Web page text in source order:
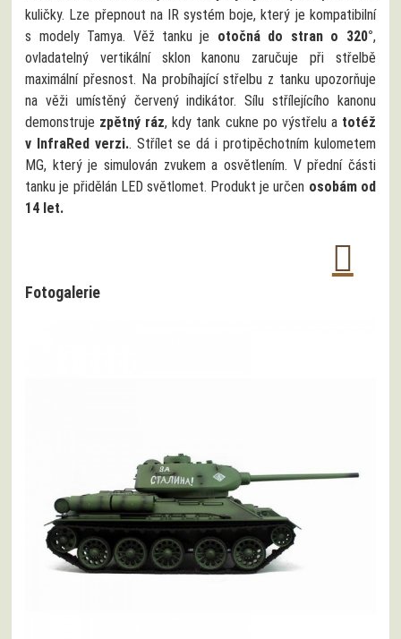
kuličky. Lze přepnout na IR systém boje, který je kompatibilní
s modely Tamya. Věž tanku je otočná do stran o 320°,
ovladatelný vertikální sklon kanonu zaručuje při střelbě
maximální přesnost. Na probíhající střelbu z tanku upozorňuje
na věži umístěný červený indikátor. Sílu střílejícího kanonu
demonstruje zpětný ráz, kdy tank cukne po výstřelu a totéž
v InfraRed verzi.. Střílet se dá i protipěchotním kulometem
MG, který je simulován zvukem a osvětlením. V přední části
tanku je přidělán LED světlomet. Produkt je určen osobám od
14 let.
Fotogalerie